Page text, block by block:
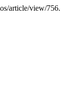
article/view/756.